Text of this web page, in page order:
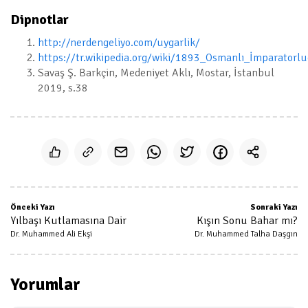
Dipnotlar
http://nerdengeliyo.com/uygarlik/
https://tr.wikipedia.org/wiki/
Savaş Ş. Barkçin, Medeniyet Aklı, Mostar, İstanbul
2019, s.38
Önceki Yazı
Yılbaşı Kutlamasına Dair
Dr. Muhammed Ali Ekşi
Sonraki Yazı
Kışın Sonu Bahar mı?
Dr. Muhammed Talha Daşgın
Yorumlar